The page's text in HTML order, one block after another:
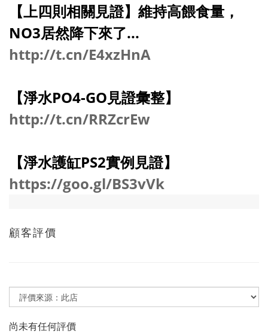
【上四則相關見證】維持高餵食量，
NO3居然降下來了...
http://t.cn/E4xzHnA
【淨水PO4-GO見證彙整】
http://t.cn/RRZcrEw
【淨水護缸PS2實例見證】
https://goo.gl/BS3vVk
顧客評價
尚未有任何評價